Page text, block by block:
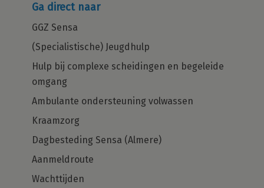
Ga direct naar
GGZ Sensa
(Specialistische) Jeugdhulp
Hulp bij complexe scheidingen en begeleide
omgang
Ambulante ondersteuning volwassen
Kraamzorg
Dagbesteding Sensa (Almere)
Aanmeldroute
Wachttijden